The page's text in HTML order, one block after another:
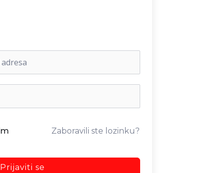
Zaboravili ste lozinku?
Prijaviti se